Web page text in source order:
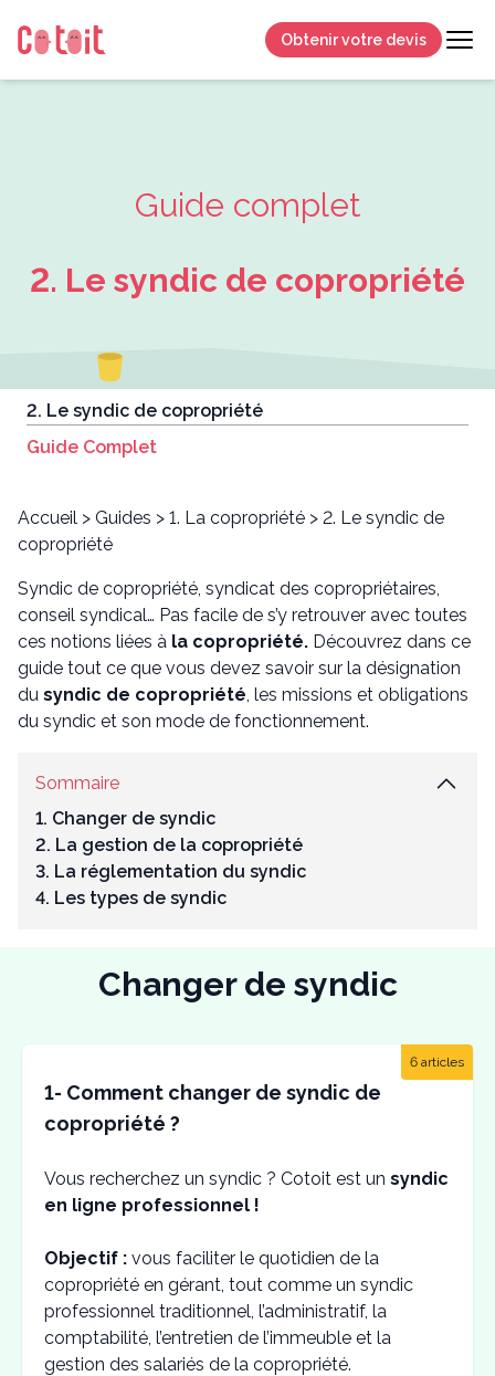
Obtenir votre devis
Guide complet
2. Le syndic de copropriété
2. Le syndic de copropriété
Guide Complet
Accueil > Guides > 1. La copropriété > 2. Le syndic de
copropriété
Syndic de copropriété, syndicat des copropriétaires,
conseil syndical… Pas facile de s’y retrouver avec toutes
ces notions liées à la copropriété. Découvrez dans ce
guide tout ce que vous devez savoir sur la désignation
du syndic de copropriété, les missions et obligations
du syndic et son mode de fonctionnement.
Sommaire
1. Changer de syndic
2. La gestion de la copropriété
3. La réglementation du syndic
4. Les types de syndic
Changer de syndic
6 articles
1- Comment changer de syndic de
copropriété ?
Vous recherchez un syndic ? Cotoit est un syndic
en ligne professionnel !
Objectif : vous faciliter le quotidien de la
copropriété en gérant, tout comme un syndic
professionnel traditionnel, l’administratif, la
comptabilité, l’entretien de l’immeuble et la
gestion des salariés de la copropriété.